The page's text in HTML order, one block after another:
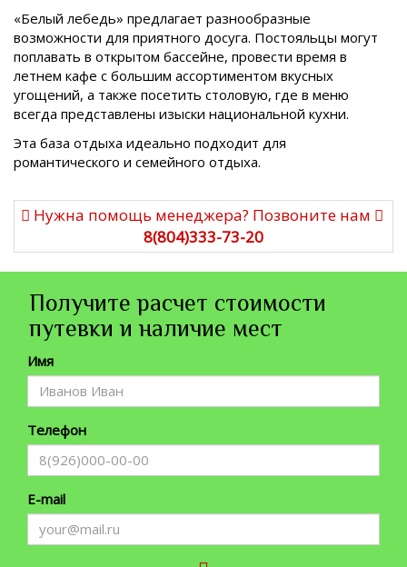
«Белый лебедь» предлагает разнообразные
возможности для приятного досуга. Постояльцы могут
поплавать в открытом бассейне, провести время в
летнем кафе с большим ассортиментом вкусных
угощений, а также посетить столовую, где в меню
всегда представлены изыски национальной кухни.
Эта база отдыха идеально подходит для
романтического и семейного отдыха.
Нужна помощь менеджера? Позвоните нам
8(804)333-73-20
Получите расчет стоимости
путевки и наличие мест
Имя
Телефон
E-mail